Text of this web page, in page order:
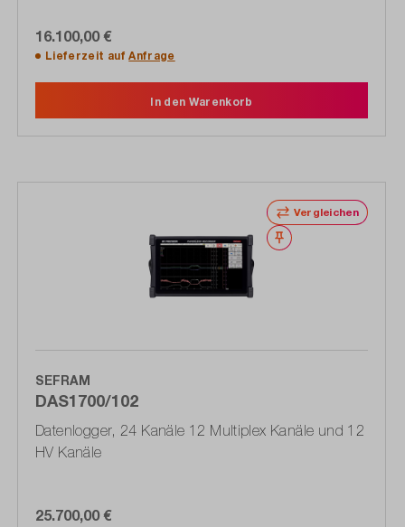
16.100,00 €
Lieferzeit aufAnfrage
In den Warenkorb
Vergleichen
Merken
SEFRAM
DAS1700/102
Datenlogger, 24 Kanäle 12 Multiplex Kanäle und 12
HV Kanäle
25.700,00 €